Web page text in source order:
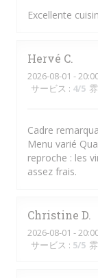
Excellente
Hervé C
2026-08-01 -
サービス : 4/5
Cadre
Menu varié
reproche : les
assez frais.
Christine D
2026-08-01 -
サービス : 5/5